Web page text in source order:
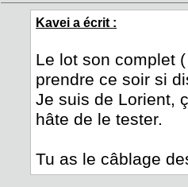
Kavei a écrit :
Le lot son complet
prendre ce soir si
Je suis de Lorient,
hâte de le tester.
Tu as le câblage